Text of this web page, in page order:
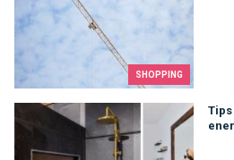
SHOPPING
Tips om de badkamer